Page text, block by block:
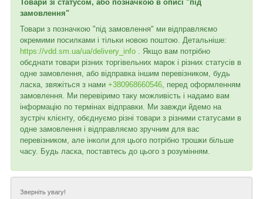
Товари зі статусом, або позначкою в описі "під
замовлення"
Товари з позначкою "під замовлення" ми відправляємо
окремими посилками і тільки новою поштою. Детальніше:
https://vdd.sm.ua/ua/delivery_info . Якщо вам потрібно
обєднати товари різних торгівельних марок і різних статусів в
одне замовлення, або відправка іншим перевізником, будь
ласка, звяжіться з нами +380968660546 , перед оформленням
замовлення. Ми перевіримо таку можливість і надамо вам
інформацію по термінах відправки. Ми завжди йдемо на
зустріч клієнту, обєднуємо різні товари з різними статусами в
одне замовлення і відправляємо зручним для вас
перевізником, але інколи для цього потрібно трошки більше
часу. Будь ласка, поставтесь до цього з розумінням.
Зверніть увагу!